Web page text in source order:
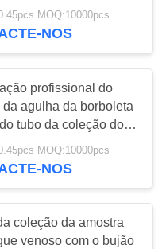
do
MOQ:10000pcs
NOS
profissional do
da agulha da borboleta
tubo da coleção do
MOQ:10000pcs
NOS
coleção da amostra
venoso com o bujão